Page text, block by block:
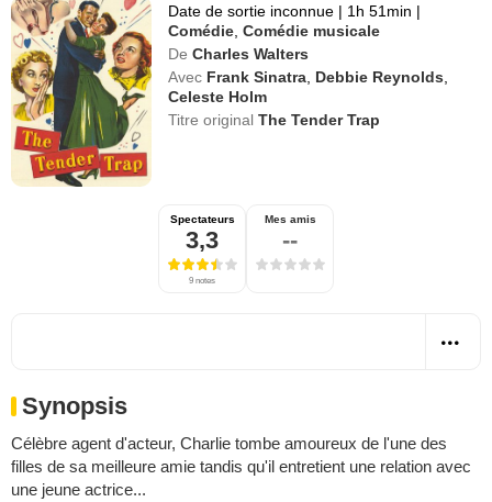
Date de sortie inconnue | 1h 51min |
Comédie ,Comédie musicale
De Charles Walters
Avec Frank Sinatra Debbie Reynolds
Celeste Holm
Titre originalThe Tender Trap
Spectateurs
3,3
9 notes
Mes amis
--
Synopsis
Célèbre agent d'acteur, Charlie tombe amoureux de l'une des
filles de sa meilleure amie tandis qu'il entretient une relation avec
une jeune actrice...